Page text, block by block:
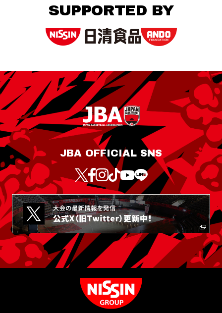
SUPPORTED BY
JBA OFFICIAL SNS